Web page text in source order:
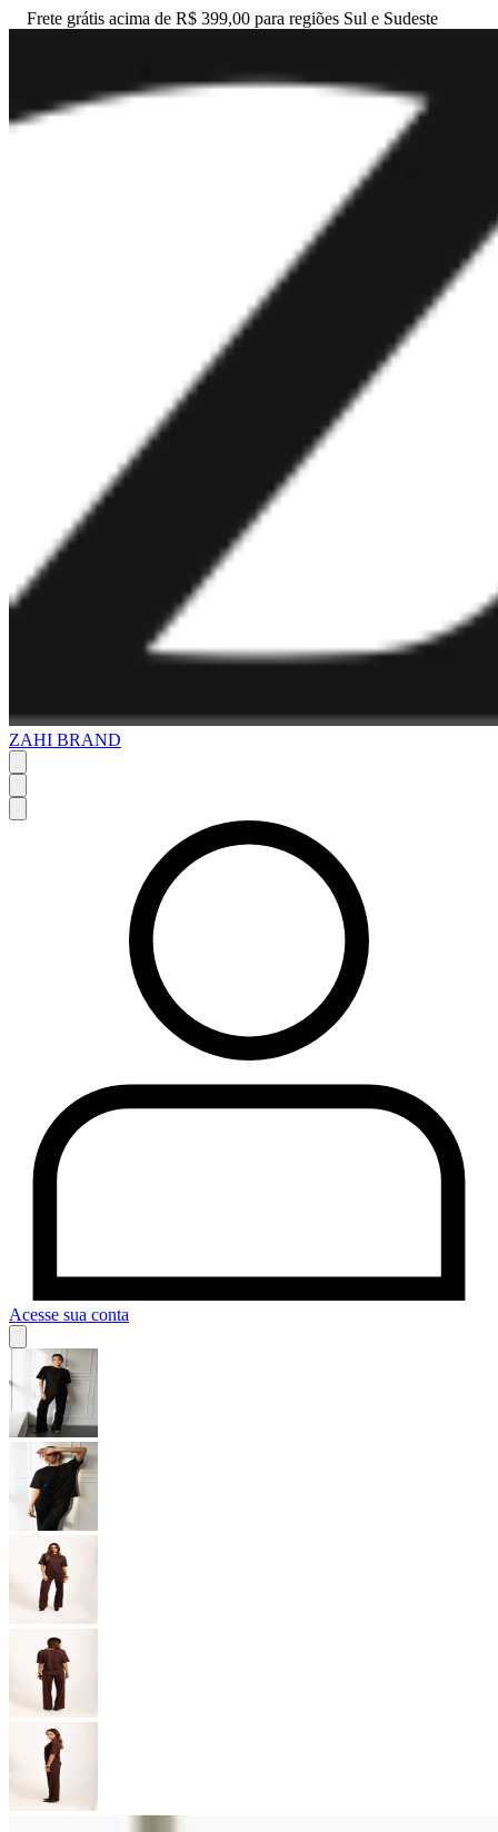
Frete grátis acima de R$ 399,00 para regiões Sul e Sudeste
ZAHI BRAND
Acesse sua conta